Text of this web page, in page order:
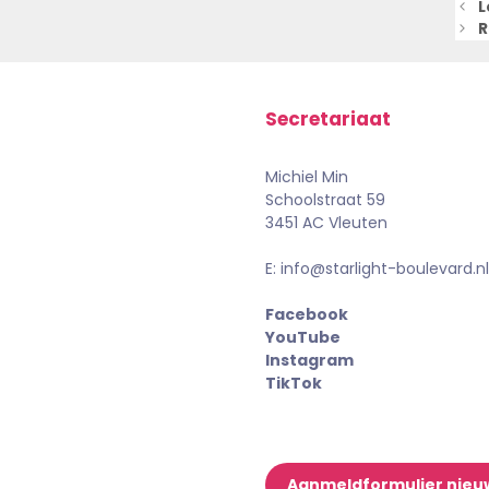
Secretariaat
Michiel Min
Schoolstraat 59
3451 AC Vleuten
E: info@starlight-boulevard.nl
Facebook
YouTube
Instagram
TikTok
Aanmeldformulier